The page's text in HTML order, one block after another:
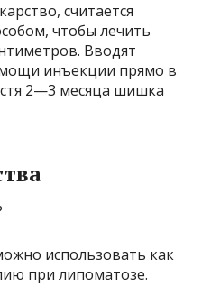
считается
чтобы лечить
Вводят
инъекции прямо в
2—3 месяца шишка
использовать как
при липоматозе.